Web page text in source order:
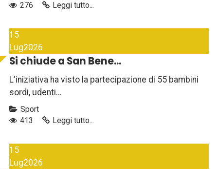
276
Leggi tutto...
15
Lug2026
Si chiude a San Bene...
L'iniziativa ha visto la partecipazione di 55 bambini
sordi, udenti...
Sport
413
Leggi tutto...
15
Lug2026